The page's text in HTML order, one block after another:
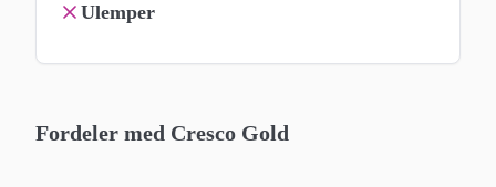
Ulemper
Fordeler med Cresco Gold